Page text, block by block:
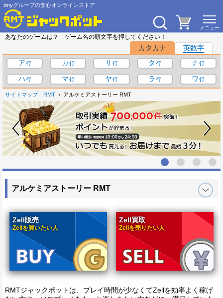
iimyグループの安心オンラインストア
あなたのゲームは？ ゲーム名の頭文字を押してください！
カタカナ
英数字
ア
カ サ タ
ナ
ハ
マ ヤ ラ ワ
サイトマップ RMT アルケミアストーリー RMT
アルケミアストーリー RMT
Zell販売
Zellを買いたい人
Zell買取
Zellを売りたい人
RMTジャックポットは、プレイ時間が少なくてZellを効率よく稼げ